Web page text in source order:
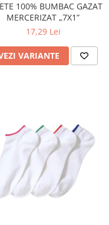
100% BUMBAC GAZAT
MERCERIZAT „7X1”
17,29 Lei
VARIANTE